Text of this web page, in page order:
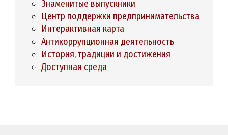
Знаменитые выпускники
Центр поддержки предпринимательства
Интерактивная карта
Антикоррупционная деятельность
История, традиции и достижения
Доступная среда